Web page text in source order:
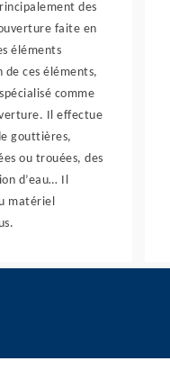
des
faite en
éléments
ces éléments,
comme
Il effectue
gouttières,
ou trouées, des
d’eau… Il
matériel